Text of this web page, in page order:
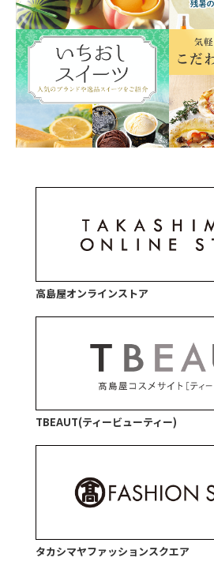
高島屋オンラインストア
TBEAUT(ティービューティー)
タカシマヤファッションスクエア